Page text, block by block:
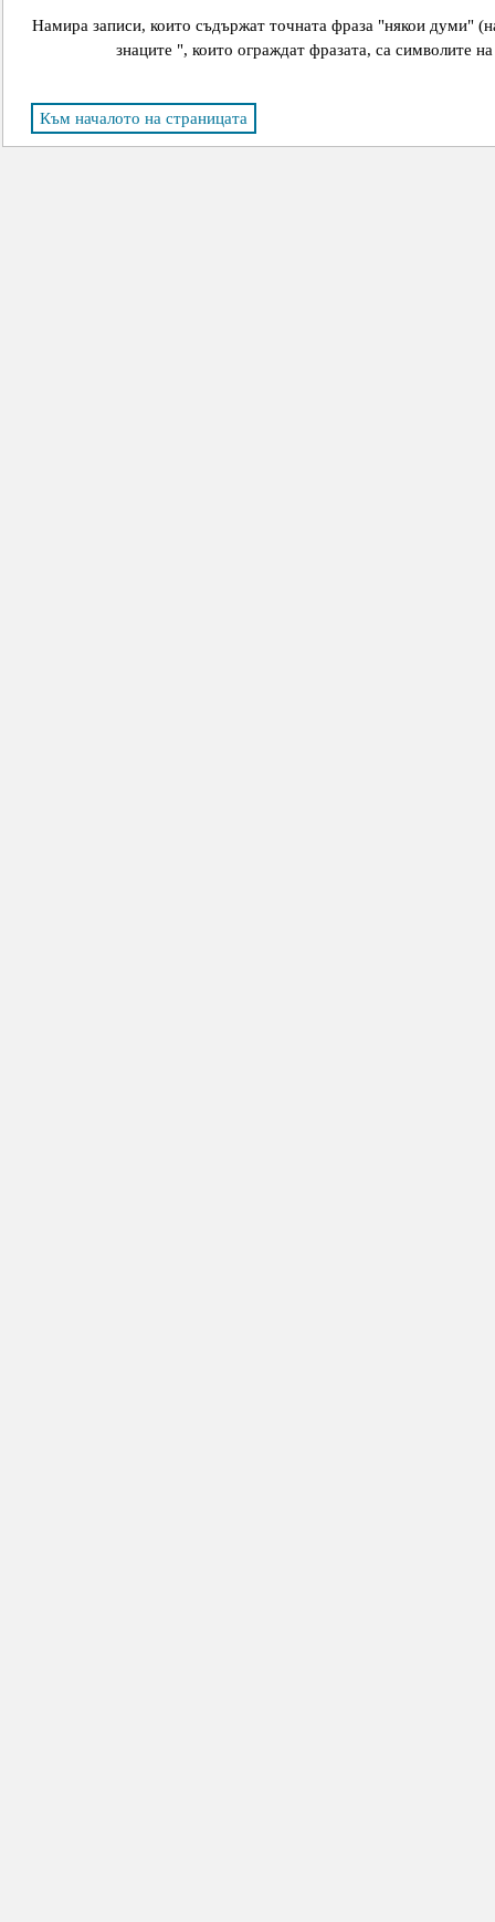
Намира записи, които съдържат точната фраза "някои думи"
знаците ", които ограждат фразата, са символите
Към началото на страницата